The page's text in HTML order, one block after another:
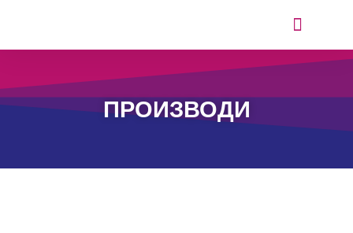
ПРОИЗВОДИ